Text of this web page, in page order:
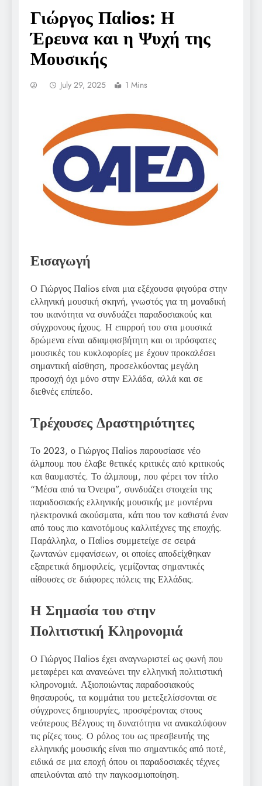
Γιώργος Παlios: Η
Έρευνα και η Ψυχή της
Μουσικής
July 29, 2025 1 Mins
Εισαγωγή
Ο Γιώργος Παlios είναι μια εξέχουσα φιγούρα στην
ελληνική μουσική σκηνή, γνωστός για τη μοναδική
του ικανότητα να συνδυάζει παραδοσιακούς και
σύγχρονους ήχους. Η επιρροή του στα μουσικά
δρώμενα είναι αδιαμφισβήτητη και οι πρόσφατες
μουσικές του κυκλοφορίες με έχουν προκαλέσει
σημαντική αίσθηση, προσελκύοντας μεγάλη
προσοχή όχι μόνο στην Ελλάδα, αλλά και σε
διεθνές επίπεδο.
Τρέχουσες Δραστηριότητες
Το 2023, ο Γιώργος Παlios παρουσίασε νέο
άλμπουμ που έλαβε θετικές κριτικές από κριτικούς
και θαυμαστές. Το άλμπουμ, που φέρει τον τίτλο
“Μέσα από τα Όνειρα”, συνδυάζει στοιχεία της
παραδοσιακής ελληνικής μουσικής με μοντέρνα
ηλεκτρονικά ακούσματα, κάτι που τον καθιστά έναν
από τους πιο καινοτόμους καλλιτέχνες της εποχής.
Παράλληλα, ο Παlios συμμετείχε σε σειρά
ζωντανών εμφανίσεων, οι οποίες αποδείχθηκαν
εξαιρετικά δημοφιλείς, γεμίζοντας σημαντικές
αίθουσες σε διάφορες πόλεις της Ελλάδας.
Η Σημασία του στην
Πολιτιστική Κληρονομιά
Ο Γιώργος Παlios έχει αναγνωριστεί ως φωνή που
μεταφέρει και ανανεώνει την ελληνική πολιτιστική
κληρονομιά. Αξιοποιώντας παραδοσιακούς
θησαυρούς, τα κομμάτια του μετεξελίσσονται σε
σύγχρονες δημιουργίες, προσφέροντας στους
νεότερους Βέλγους τη δυνατότητα να ανακαλύψουν
τις ρίζες τους. Ο ρόλος του ως πρεσβευτής της
ελληνικής μουσικής είναι πιο σημαντικός από ποτέ,
ειδικά σε μια εποχή όπου οι παραδοσιακές τέχνες
απειλούνται από την παγκοσμιοποίηση.